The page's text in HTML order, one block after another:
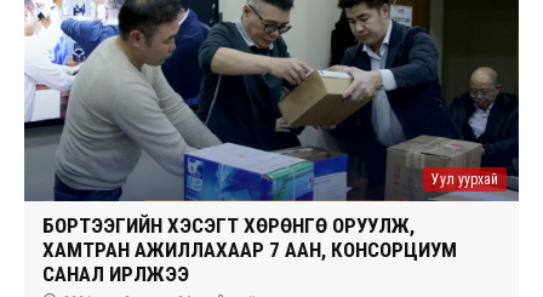
Уул уурхай
БОРТЭЭГИЙН ХЭСЭГТ ХӨРӨНГӨ ОРУУЛЖ,
ХАМТРАН АЖИЛЛАХААР 7 ААН, КОНСОРЦИУМ
САНАЛ ИРҮҮЛЖЭЭ